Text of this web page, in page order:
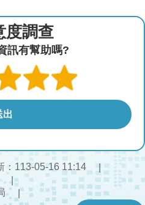
度調查
訊有幫助嗎?
：113-05-16 11:14